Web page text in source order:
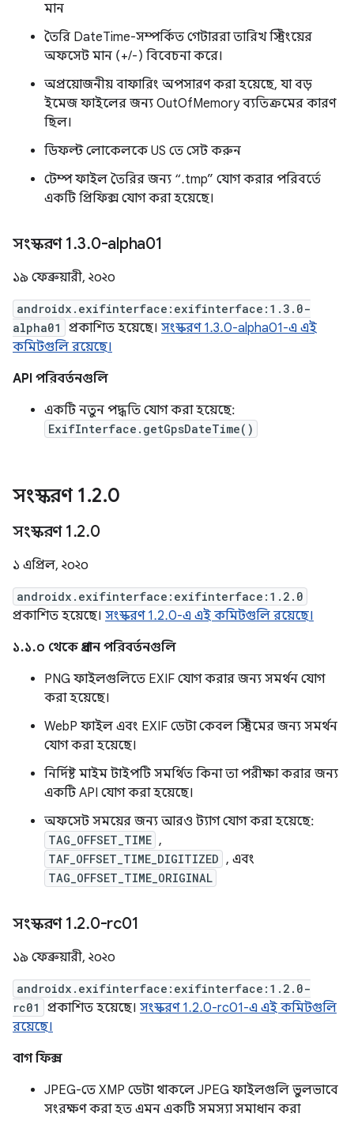
মান
তৈরি DateTime-সম্পর্কিত গেটাররা তারিখ স্ট্রিংয়ের
অফসেট মান (+/-) বিবেচনা করে।
অপ্রয়োজনীয় বাফারিং অপসারণ করা হয়েছে, যা বড়
ইমেজ ফাইলের জন্য OutOfMemory ব্যতিক্রমের কারণ
ছিল।
ডিফল্ট লোকেলকে US তে সেট করুন
টেম্প ফাইল তৈরির জন্য “.tmp” যোগ করার পরিবর্তে
একটি প্রিফিক্স যোগ করা হয়েছে।
সংস্করণ 1.3.0-alpha01
১৯ ফেব্রুয়ারী, ২০২০
androidx.exifinterface:exifinterface:1.3.0-
alpha01
প্রকাশিত হয়েছে। সংস্করণ 1.3.0-alpha01-এ এই
কমিটগুলি রয়েছে।
API পরিবর্তনগুলি
একটি নতুন পদ্ধতি যোগ করা হয়েছে:
ExifInterface.getGpsDateTime()
সংস্করণ 1.2.0
সংস্করণ 1.2.0
১ এপ্রিল, ২০২০
androidx.exifinterface:exifinterface:1.2.0
প্রকাশিত হয়েছে। সংস্করণ 1.2.0-এ এই কমিটগুলি রয়েছে।
১.১.০ থেকে প্রধান পরিবর্তনগুলি
PNG ফাইলগুলিতে EXIF ​​যোগ করার জন্য সমর্থন যোগ
করা হয়েছে।
WebP ফাইল এবং EXIF ​​ডেটা কেবল স্ট্রিমের জন্য সমর্থন
যোগ করা হয়েছে।
নির্দিষ্ট মাইম টাইপটি সমর্থিত কিনা তা পরীক্ষা করার জন্য
একটি API যোগ করা হয়েছে।
অফসেট সময়ের জন্য আরও ট্যাগ যোগ করা হয়েছে:
TAG_OFFSET_TIME ,
TAF_OFFSET_TIME_DIGITIZED , এবং
TAG_OFFSET_TIME_ORIGINAL
সংস্করণ 1.2.0-rc01
১৯ ফেব্রুয়ারী, ২০২০
androidx.exifinterface:exifinterface:1.2.0-
rc01
প্রকাশিত হয়েছে। সংস্করণ 1.2.0-rc01-এ এই কমিটগুলি
রয়েছে।
বাগ ফিক্স
JPEG-তে XMP ডেটা থাকলে JPEG ফাইলগুলি ভুলভাবে
সংরক্ষণ করা হত এমন একটি সমস্যা সমাধান করা